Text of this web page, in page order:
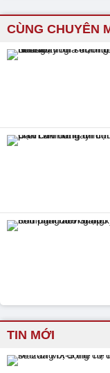
CÙNG CHUYÊN
TIN MỚI